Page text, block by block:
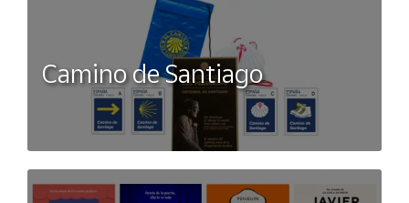
Camino de Santiago